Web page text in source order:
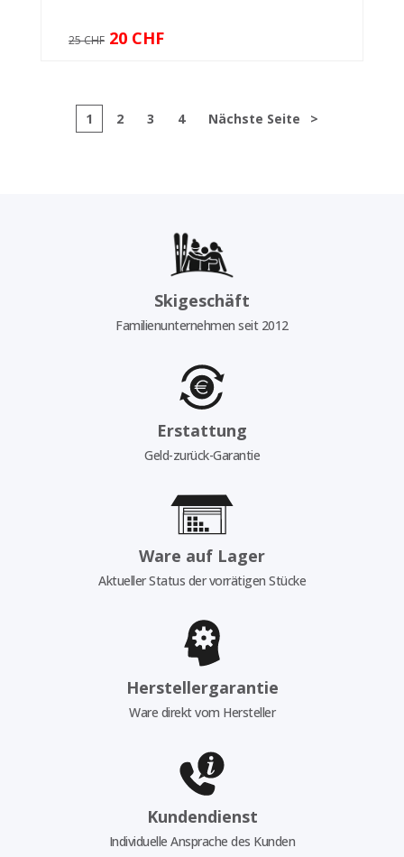
25 CHF 20 CHF
1 2 3 4 Nächste Seite >
Skigeschäft
Familienunternehmen seit 2012
Erstattung
Geld-zurück-Garantie
Ware auf Lager
Aktueller Status der vorrätigen Stücke
Herstellergarantie
Ware direkt vom Hersteller
Kundendienst
Individuelle Ansprache des Kunden